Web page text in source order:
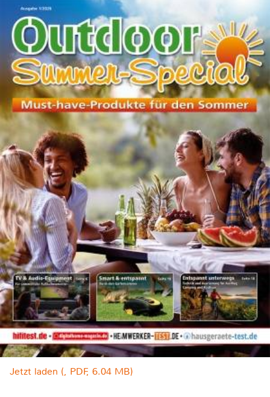
Jetzt laden (, PDF, 6.04 MB)